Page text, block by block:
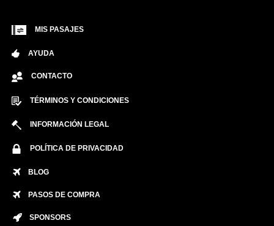
MIS PASAJES
AYUDA
CONTACTO
TÉRMINOS Y CONDICIONES
INFORMACIÓN LEGAL
POLÍTICA DE PRIVACIDAD
BLOG
PASOS DE COMPRA
SPONSORS